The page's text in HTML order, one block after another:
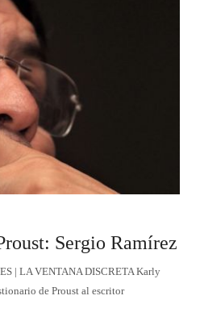
Sergio Ramírez
| LA VENTANA DISCRETA Karly
de Proust al escritor